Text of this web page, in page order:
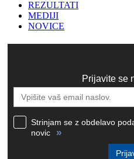
REZULTATI
MEDIJI
NOVICE
Prijavite se
Strinjam se z obdelavo
novic
»